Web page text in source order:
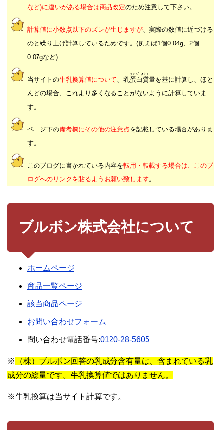
など)に違いがある場合は商品改定のため注意して下さい。
計算値に小数点以下のズレが生じますが 、実際の数値に近づける
のと繰り上げ計算しているためです。(例えば1個0.04g、2個
0.07gなど)
当サイトの牛乳換算値について 、乳蛋白質
ﾀﾝﾊﾟｸｼﾂ
量を基に計算し、ほと
んどの場合、これより多くなることがないように計算していま
す。
ページ下の備考欄にその他の注意点を記載している場合がありま
す。
このブログに書かれている内容を転用・転載する場合は、このブ
ログへのリンクを貼るようお願い致します 。
ブルボン株式会社について
ホームページ
商品一覧ページ
該当商品ページ
お問い合わせフォーム
問い合わせ電話番号:0120-28-5605
※
（株）ブルボン回答の乳成分含有量は、含まれている乳
成分の総量です。牛乳換算値ではありません。
※牛乳換算は当サイト計算です。